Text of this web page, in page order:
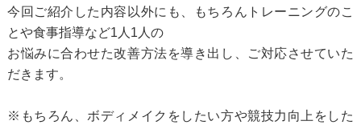
今回ご紹介した内容以外にも、もちろんトレーニングのこ
とや食事指導など1人1人の
お悩みに合わせた改善方法を導き出し、ご対応させていた
だきます。
※もちろん、ボディメイクをしたい方や競技力向上をした